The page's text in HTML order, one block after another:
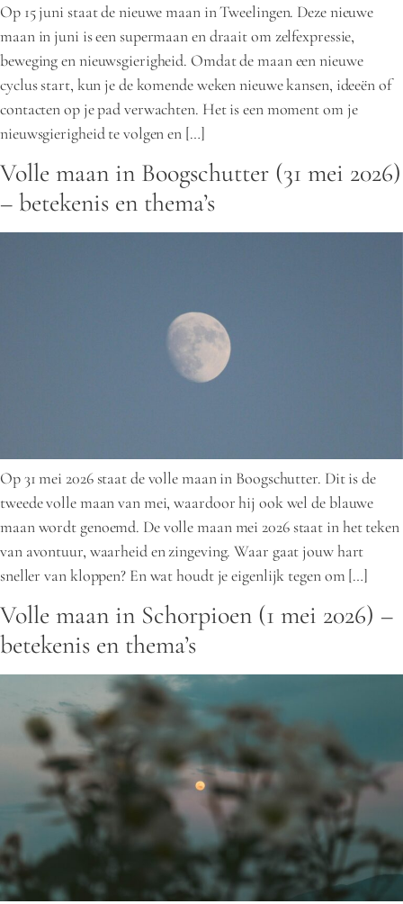
Op 15 juni staat de nieuwe maan in Tweelingen. Deze nieuwe
maan in juni is een supermaan en draait om zelfexpressie,
beweging en nieuwsgierigheid. Omdat de maan een nieuwe
cyclus start, kun je de komende weken nieuwe kansen, ideeën of
contacten op je pad verwachten. Het is een moment om je
nieuwsgierigheid te volgen en […]
Volle maan in Boogschutter (31 mei 2026)
– betekenis en thema’s
Op 31 mei 2026 staat de volle maan in Boogschutter. Dit is de
tweede volle maan van mei, waardoor hij ook wel de blauwe
maan wordt genoemd. De volle maan mei 2026 staat in het teken
van avontuur, waarheid en zingeving. Waar gaat jouw hart
sneller van kloppen? En wat houdt je eigenlijk tegen om […]
Volle maan in Schorpioen (1 mei 2026) –
betekenis en thema’s